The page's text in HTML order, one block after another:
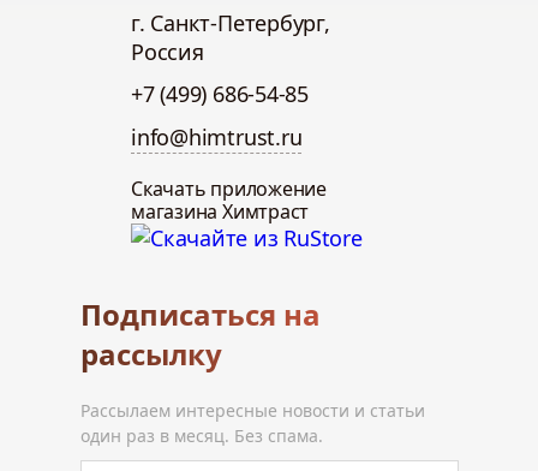
г. Санкт-Петербург,
Россия
+7 (499) 686-54-85
info@himtrust.ru
Скачать приложение
магазина Химтраст
Подписаться на
рассылку
Рассылаем интересные новости и статьи
один раз в месяц. Без спама.